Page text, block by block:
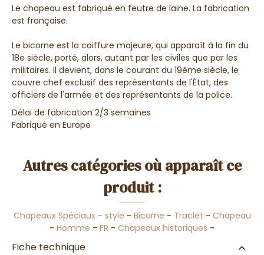
Le chapeau est fabriqué en feutre de laine. La fabrication
est française.
Le bicorne est la coiffure majeure, qui apparaît à la fin du
18e siècle, porté, alors, autant par les civiles que par les
militaires. Il devient, dans le courant du 19ème siècle, le
couvre chef exclusif des représentants de l'État, des
officiers de l'armée et des représentants de la police.
Délai de fabrication 2/3 semaines
Fabriqué en Europe
Autres catégories où apparaît ce
produit :
Chapeaux Spéciaux - style - Bicorne - Traclet - Chapeau
- Homme - FR - Chapeaux historiques -
Fiche technique